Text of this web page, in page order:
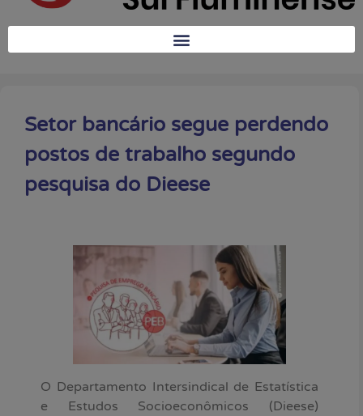
Setor bancário segue perdendo
postos de trabalho segundo
pesquisa do Dieese
O Departamento Intersindical de Estatística
e Estudos Socioeconômicos (Dieese)